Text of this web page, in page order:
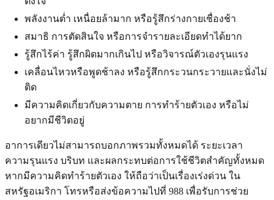
พลังงานต่ำ เหนื่อยล้ามาก หรือรู้สึกร่างกายเชื่องช้า
สมาธิ การตัดสินใจ หรือการจำรายละเอียดทำได้ยาก
รู้สึกไร้ค่า รู้สึกผิดมากเกินไป หรือวิจารณ์ตัวเองรุนแรง
เคลื่อนไหวหรือพูดช้าลง หรือรู้สึกกระวนกระวายและนั่งไม่
ติด
มีความคิดเกี่ยวกับความตาย การทำร้ายตัวเอง หรือไม่
อยากมีชีวิตอยู่
อาการเดียวไม่สามารถบอกภาพรวมทั้งหมดได้ ระยะเวลา
ความรุนแรง บริบท และผลกระทบต่อการใช้ชีวิตสำคัญทั้งหมด
หากมีความคิดทำร้ายตัวเอง ให้ถือว่าเป็นเรื่องเร่งด่วน ใน
สหรัฐอเมริกา โทรหรือส่งข้อความไปที่ 988 เพื่อรับการช่วย